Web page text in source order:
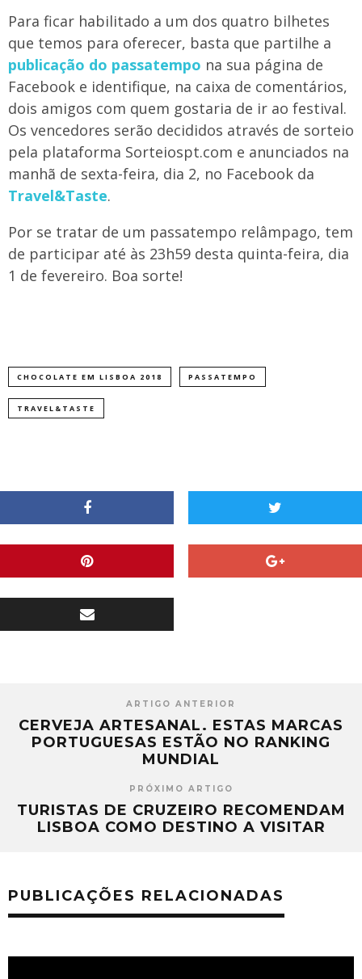
Para ficar habilitado a um dos quatro bilhetes
que temos para oferecer, basta que partilhe a
publicação do passatempo na sua página de
Facebook e identifique, na caixa de comentários,
dois amigos com quem gostaria de ir ao festival.
Os vencedores serão decididos através de sorteio
pela plataforma Sorteiospt.com e anunciados na
manhã de sexta-feira, dia 2, no Facebook da
Travel&Taste.
Por se tratar de um passatempo relâmpago, tem
de participar até às 23h59 desta quinta-feira, dia
1 de fevereiro. Boa sorte!
CHOCOLATE EM LISBOA 2018 PASSATEMPO
TRAVEL&TASTE
ARTIGO ANTERIOR
CERVEJA ARTESANAL. ESTAS MARCAS
PORTUGUESAS ESTÃO NO RANKING
MUNDIAL
PRÓXIMO ARTIGO
TURISTAS DE CRUZEIRO RECOMENDAM
LISBOA COMO DESTINO A VISITAR
PUBLICAÇÕES RELACIONADAS